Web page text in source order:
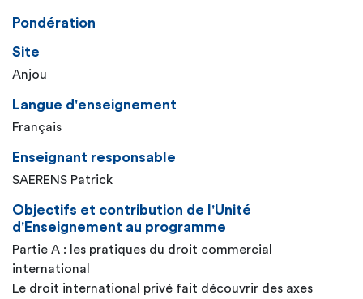
Pondération
Site
Anjou
Langue d'enseignement
Français
Enseignant responsable
SAERENS Patrick
Objectifs et contribution de l'Unité
d'Enseignement au programme
Partie A : les pratiques du droit commercial
international
Le droit international privé fait découvrir des axes